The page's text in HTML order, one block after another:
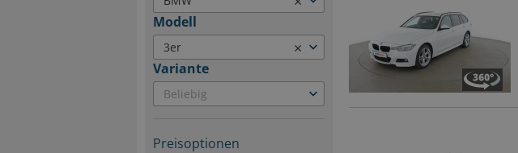
Modell
3er ×
Variante
Beliebig
Preisoptionen